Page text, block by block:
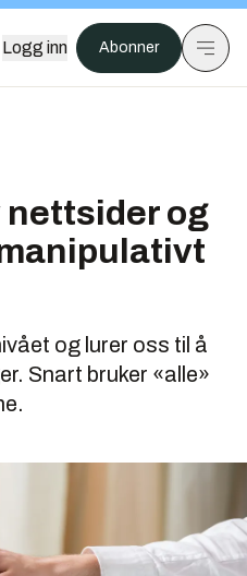
Logg inn Abonner
nettsider og
og lurer oss til å
Snart bruker «alle»